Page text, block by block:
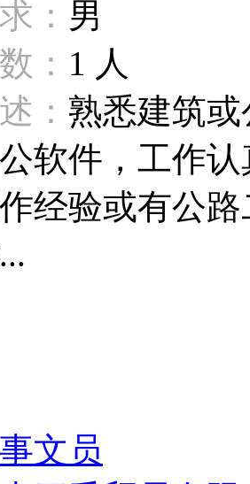
： 男
： 1 人
： 熟悉建筑
软件，工作
经验或有公
文员